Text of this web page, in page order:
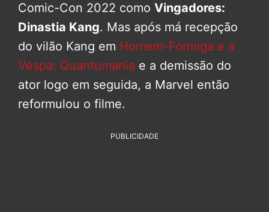
Comic-Con 2022 como Vingadores:
Dinastia Kang. Mas após má recepção
do vilão Kang em Homem-Formiga e a
Vespa: Quantumania e a demissão do
ator logo em seguida, a Marvel então
reformulou o filme.
PUBLICIDADE